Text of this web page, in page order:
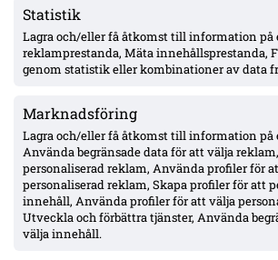
Statistik
Lagra och/eller få åtkomst till information på
reklamprestanda, Mäta innehållsprestanda,
genom statistik eller kombinationer av data
Marknadsföring
Lagra och/eller få åtkomst till information på
Använda begränsade data för att välja
personaliserad reklam, Använda profiler för
personaliserad reklam, Skapa profiler för att
innehåll, Använda profiler för att välja
Utveckla och förbättra tjänster, Använda
välja innehåll.
VSK: Jonathan Rings rehab har
Lushaku osäker, Nsabiyumva igång
MFF:s vänsterback: Johan Karlsson
John skadad, Busanello och Kurtulus
Pålsson in bredvid Djurić, 17-årige
Julius Beck öppen för Elfsborg-köp –
option, Sturm Graz-kontrakt till 2029